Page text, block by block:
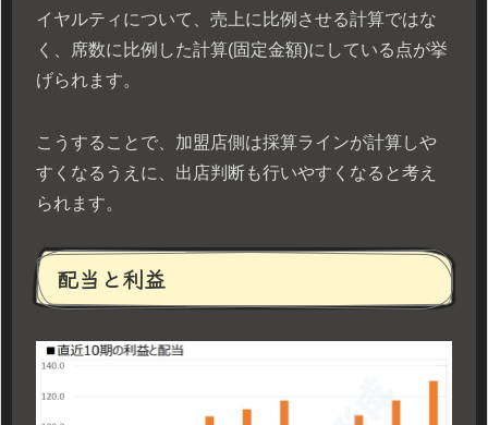
イヤルティについて、売上に比例させる計算ではな
く、席数に比例した計算(固定金額)にしている点が挙
げられます。
こうすることで、加盟店側は採算ラインが計算しや
すくなるうえに、出店判断も行いやすくなると考え
られます。
配当と利益